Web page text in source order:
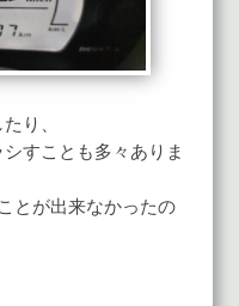
り、
すことも多々ありま
とが出来なかったの